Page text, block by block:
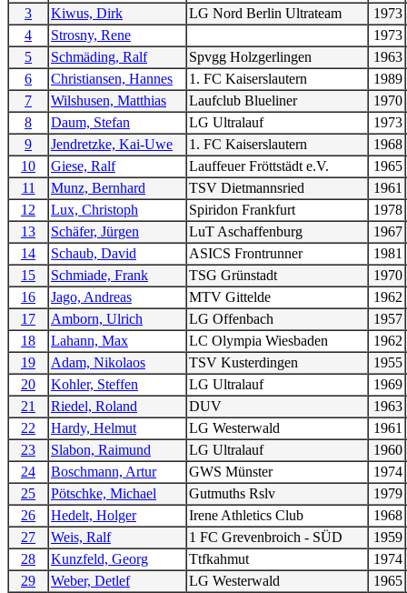
3
Kiwus, Dirk LG Nord Berlin Ultrateam
1973
4
Strosny, Rene
1973
5
Schmäding, Ralf Spvgg Holzgerlingen
1963
6
Christiansen, Hannes 1. FC Kaiserslautern
1989
7
Wilshusen, Matthias Laufclub Blueliner
1970
8
Daum, Stefan LG Ultralauf
1973
9
Jendretzke, Kai-Uwe 1. FC Kaiserslautern
1968
10
Giese, Ralf Lauffeuer Fröttstädt e.V.
1965
11
Munz, Bernhard TSV Dietmannsried
1961
12
Lux, Christoph Spiridon Frankfurt
1978
13
Schäfer, Jürgen LuT Aschaffenburg
1967
14
Schaub, David ASICS Frontrunner
1981
15
Schmiade, Frank TSG Grünstadt
1970
16
Jago, Andreas MTV Gittelde
1962
17
Amborn, Ulrich LG Offenbach
1957
18
Lahann, Max LC Olympia Wiesbaden
1962
19
Adam, Nikolaos TSV Kusterdingen
1955
20
Kohler, Steffen LG Ultralauf
1969
21
Riedel, Roland DUV
1963
22
Hardy, Helmut LG Westerwald
1961
23
Slabon, Raimund LG Ultralauf
1960
24
Boschmann, Artur GWS Münster
1974
25
Pötschke, Michael Gutmuths Rslv
1979
26
Hedelt, Holger Irene Athletics Club
1968
27
Weis, Ralf 1 FC Grevenbroich - SÜD
1959
28
Kunzfeld, Georg Ttfkahmut
1974
29
Weber, Detlef LG Westerwald
1965